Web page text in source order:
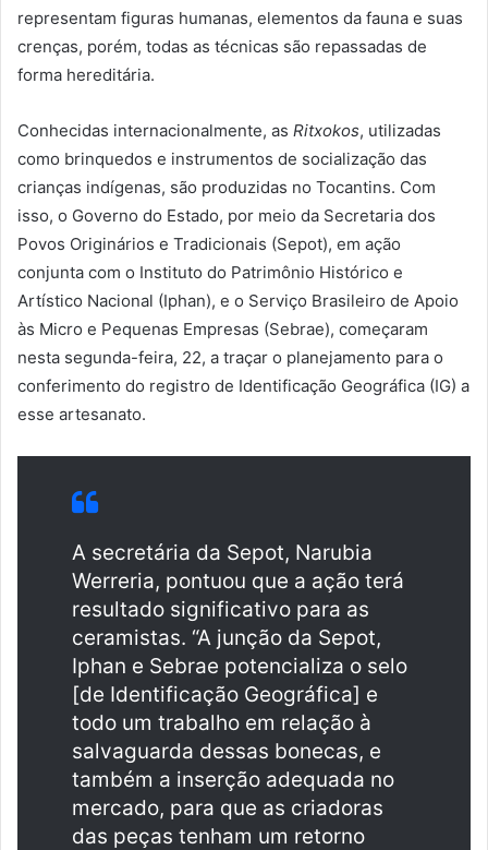
representam figuras humanas, elementos da fauna e suas
crenças, porém, todas as técnicas são repassadas de
forma hereditária.
Conhecidas internacionalmente, as Ritxokos, utilizadas
como brinquedos e instrumentos de socialização das
crianças indígenas, são produzidas no Tocantins. Com
isso, o Governo do Estado, por meio da Secretaria dos
Povos Originários e Tradicionais (Sepot), em ação
conjunta com o Instituto do Patrimônio Histórico e
Artístico Nacional (Iphan), e o Serviço Brasileiro de Apoio
às Micro e Pequenas Empresas (Sebrae), começaram
nesta segunda-feira, 22, a traçar o planejamento para o
conferimento do registro de Identificação Geográfica (IG) a
esse artesanato.
A secretária da Sepot, Narubia
Werreria, pontuou que a ação terá
resultado significativo para as
ceramistas. “A junção da Sepot,
Iphan e Sebrae potencializa o selo
[de Identificação Geográfica] e
todo um trabalho em relação à
salvaguarda dessas bonecas, e
também a inserção adequada no
mercado, para que as criadoras
das peças tenham um retorno